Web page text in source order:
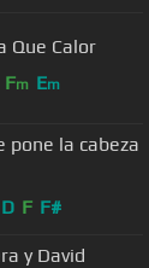
Que Calor
Fm Em
pone la cabeza
D F F#
y David